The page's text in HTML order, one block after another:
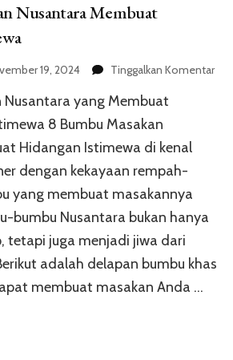
Nusantara Membuat
19, 2024 Tinggalkan Komentar
Nusantara yang Membuat
8 Bumbu Masakan
Hidangan Istimewa di kenal
dengan kekayaan rempah-
yang membuat masakannya
bumbu Nusantara bukan hanya
tetapi juga menjadi jiwa dari
adalah delapan bumbu khas
membuat masakan Anda …